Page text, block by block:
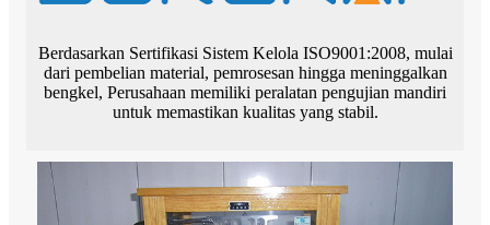
Berdasarkan Sertifikasi Sistem Kelola ISO9001:2008, mulai
dari pembelian material, pemrosesan hingga meninggalkan
bengkel, Perusahaan memiliki peralatan pengujian mandiri
untuk memastikan kualitas yang stabil.